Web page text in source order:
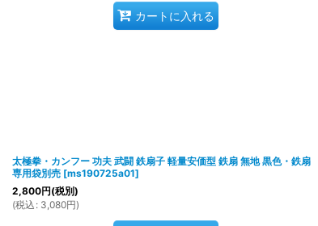
カートに入れる
太極拳・カンフー 功夫 武闘 鉄扇子 軽量安価型 鉄扇 無地 黒色・鉄扇
専用袋別売 [ms190725a01]
2,800円(税別)
(税込 : 3,080円)